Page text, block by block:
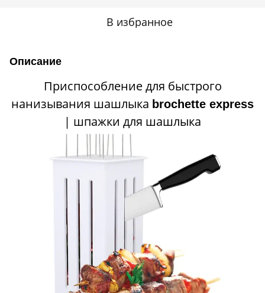
В избранное
Описание
Приспособление для быстрого
нанизывания шашлыка brochette express
| шпажки для шашлыка